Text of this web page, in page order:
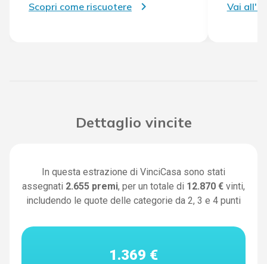
Scopri come riscuotere Vai
Dettaglio vincite
In questa estrazione di VinciCasa sono stati
assegnati 2.655 premi, per un totale di 12.870 € vinti,
includendo le quote delle categorie da 2, 3 e 4 punti
1.369 €